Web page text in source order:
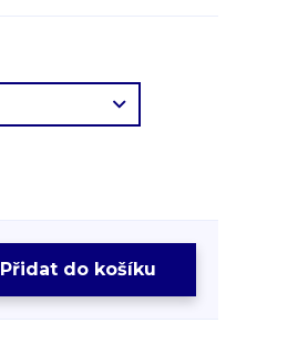
Přidat do košíku